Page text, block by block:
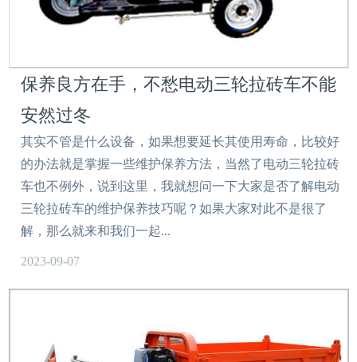
保养良方在手，不愁电动三轮拉砖车不能
安然过冬
其实不管是什么设备，如果想要延长其使用寿命，比较好
的办法就是掌握一些维护保养方法，当然了电动三轮拉砖
车也不例外，说到这里，我就想问一下大家是否了解电动
三轮拉砖车的维护保养技巧呢？如果大家对此不是很了
解，那么就来和我们一起...
2023-09-07